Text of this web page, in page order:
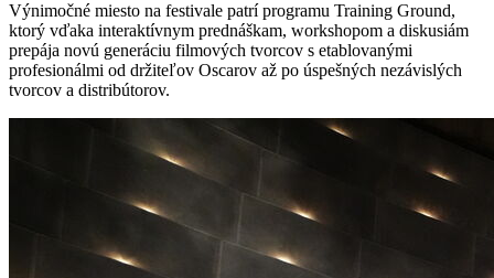
Výnimočné miesto na festivale patrí programu Training Ground,
ktorý vďaka interaktívnym prednáškam, workshopom a diskusiám
prepája novú generáciu filmových tvorcov s etablovanými
profesionálmi od držiteľov Oscarov až po úspešných nezávislých
tvorcov a distribútorov.